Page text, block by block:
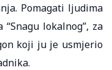
Pomagati ljudima
lokalnog”, za
koji ju je usmjerio